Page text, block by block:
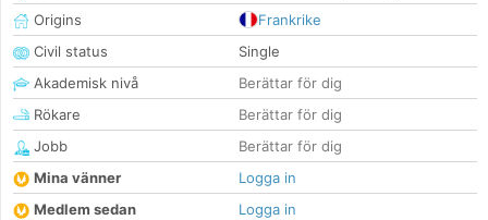
Origins
Frankrike
Civil status
Single
Akademisk nivå
Berättar för dig
Rökare
Berättar för dig
Jobb
Berättar för dig
Mina vänner
Logga in
Medlem sedan
Logga in